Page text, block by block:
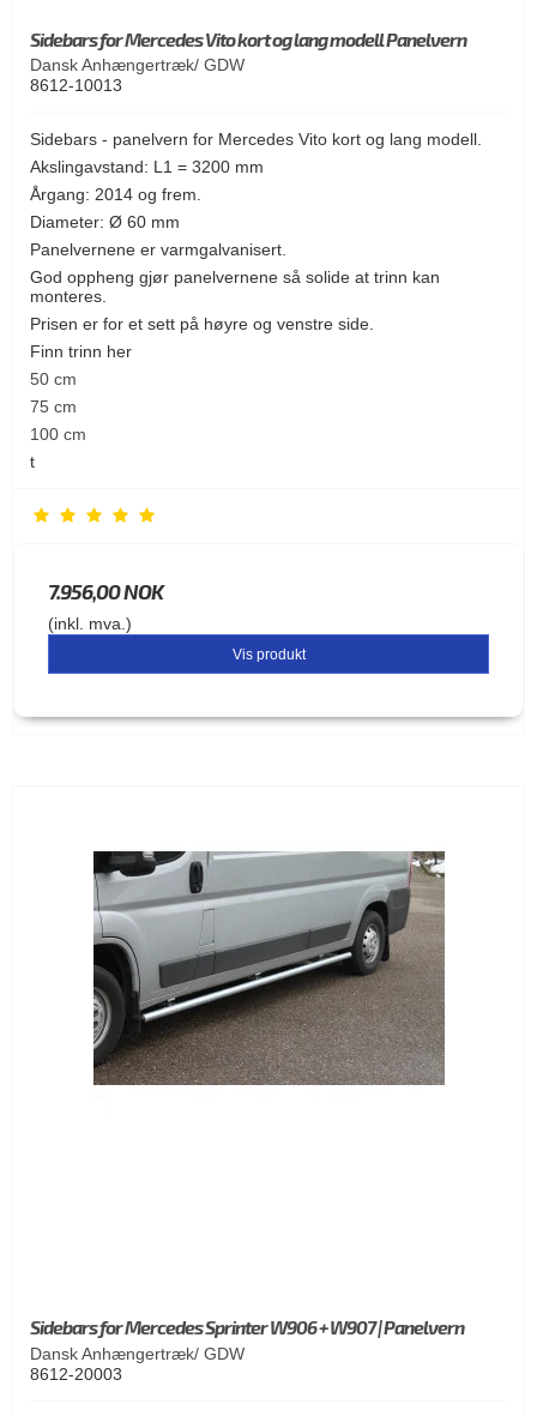
Sidebars for Mercedes Vito kort og lang modell Panelvern
Dansk Anhængertræk/ GDW
8612-10013
Sidebars - panelvern for Mercedes Vito kort og lang modell.
Akslingavstand: L1 = 3200 mm
Årgang: 2014 og frem.
Diameter: Ø 60 mm
Panelvernene er varmgalvanisert.
God oppheng gjør panelvernene så solide at trinn kan
monteres.
Prisen er for et sett på høyre og venstre side.
Finn trinn her
50 cm
75 cm
100 cm
t
7.956,00 NOK
(inkl. mva.)
Vis produkt
Sidebars for Mercedes Sprinter W906 + W907 | Panelvern
Dansk Anhængertræk/ GDW
8612-20003